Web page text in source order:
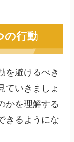
の行動
を避けるべき
ていきましょ
かを理解する
きるようにな